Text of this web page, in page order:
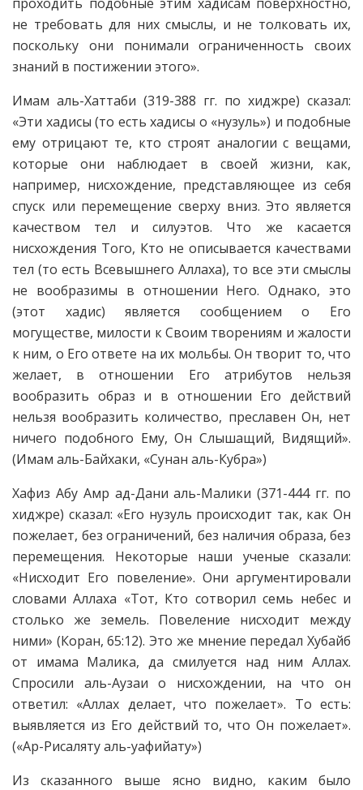
не требовать для них смыслы, и не толковать их,
поскольку они понимали ограниченность своих
знаний в постижении этого».
Имам аль-Хаттаби (319-388 гг. по хиджре) сказал:
«Эти хадисы (то есть хадисы о «нузуль») и подобные
ему отрицают те, кто строят аналогии с вещами,
которые они наблюдает в своей жизни, как,
например, нисхождение, представляющее из себя
спуск или перемещение сверху вниз. Это является
качеством тел и силуэтов. Что же касается
нисхождения Того, Кто не описывается качествами
тел (то есть Всевышнего Аллаха), то все эти смыслы
не вообразимы в отношении Него. Однако, это
(этот хадис) является сообщением о Его
могуществе, милости к Своим творениям и жалости
к ним, о Его ответе на их мольбы. Он творит то, что
желает, в отношении Его атрибутов нельзя
вообразить образ и в отношении Его действий
нельзя вообразить количество, преславен Он, нет
ничего подобного Ему, Он Слышащий, Видящий».
(Имам аль-Байхаки, «Сунан аль-Кубра»)
Хафиз Абу Амр ад-Дани аль-Малики (371-444 гг. по
хиджре) сказал: «Его нузуль происходит так, как Он
пожелает, без ограничений, без наличия образа, без
перемещения. Некоторые наши ученые сказали:
«Нисходит Его повеление». Они аргументировали
словами Аллаха «Тот, Кто сотворил семь небес и
столько же земель. Повеление нисходит между
ними» (Коран, 65:12). Это же мнение передал Хубайб
от имама Малика, да смилуется над ним Аллах.
Спросили аль-Аузаи о нисхождении, на что он
ответил: «Аллах делает, что пожелает». То есть:
выявляется из Его действий то, что Он пожелает».
(«Ар-Рисаляту аль-уафийату»)
Из сказанного выше ясно видно, каким было